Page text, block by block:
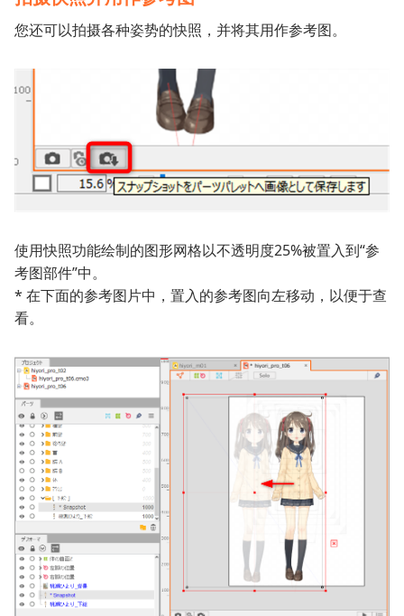
您还可以拍摄各种姿势的快照，并将其用作参考图。
使用快照功能绘制的图形网格以不透明度25%被置入到“参
考图部件”中。
* 在下面的参考图片中，置入的参考图向左移动，以便于查
看。